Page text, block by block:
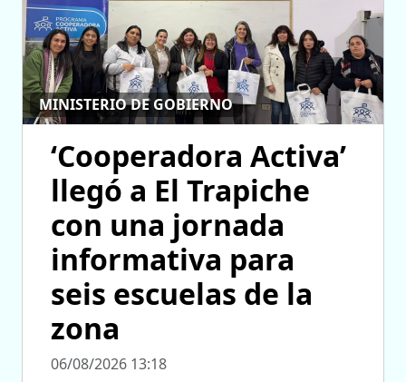
MINISTERIO DE GOBIERNO
‘Cooperadora Activa’
llegó a El Trapiche
con una jornada
informativa para
seis escuelas de la
zona
06/08/2026 13:18